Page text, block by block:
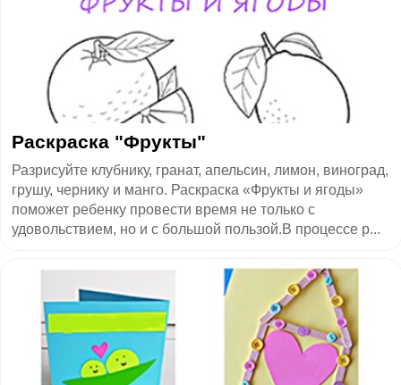
Раскраска "Фрукты"
Разрисуйте клубнику, гранат, апельсин, лимон, виноград,
грушу, чернику и манго. Раскраска «Фрукты и ягоды»
поможет ребенку провести время не только с
удовольствием, но и с большой пользой.В процессе р...